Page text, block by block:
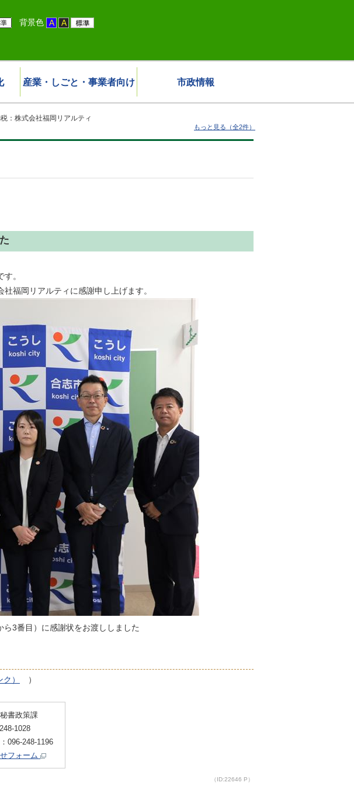
背景色
産業・しごと・事業者向け 市政情報
：株式会社福岡リアルティ
もっと見る（全2件）
。
福岡リアルティに感謝申し上げます。
番目）に感謝状をお渡ししました
） ）
書政策課
1028
096-248-1196
フォーム
（ID:22646 P）